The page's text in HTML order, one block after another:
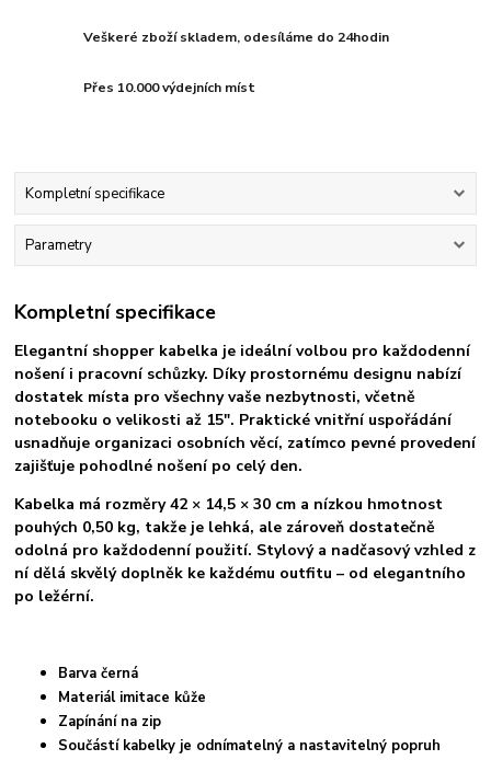
Veškeré zboží skladem, odesíláme do 24hodin
Přes 10.000 výdejních míst
Kompletní specifikace
Parametry
Kompletní specifikace
Elegantní shopper kabelka je ideální volbou pro každodenní
nošení i pracovní schůzky. Díky prostornému designu nabízí
dostatek místa pro všechny vaše nezbytnosti, včetně
notebooku o velikosti až 15". Praktické vnitřní uspořádání
usnadňuje organizaci osobních věcí, zatímco pevné provedení
zajišťuje pohodlné nošení po celý den.
Kabelka má rozměry 42 × 14,5 × 30 cm a nízkou hmotnost
pouhých 0,50 kg, takže je lehká, ale zároveň dostatečně
odolná pro každodenní použití. Stylový a nadčasový vzhled z
ní dělá skvělý doplněk ke každému outfitu – od elegantního
po ležérní.
Barva černá
Materiál imitace kůže
Zapínání na zip
Součástí kabelky je odnímatelný a nastavitelný popruh